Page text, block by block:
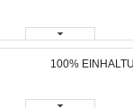
100%